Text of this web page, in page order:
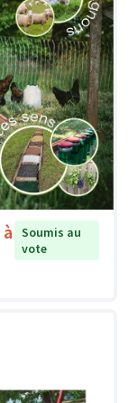
Soumis au
vote